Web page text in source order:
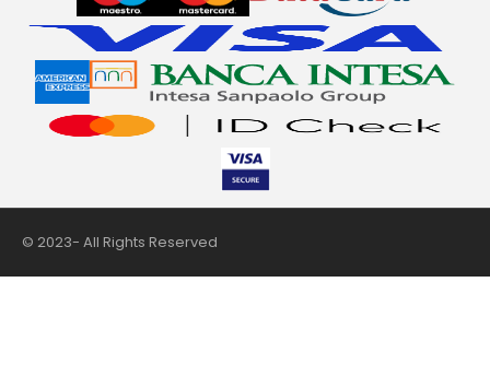
© 2023- All Rights Reserved